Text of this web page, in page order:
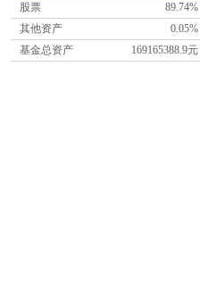
股票
89.74%
其他资产
0.05%
基金总资产
169165388.9元